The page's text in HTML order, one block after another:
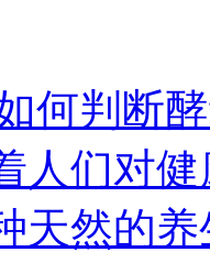
何判断
人们对
天然的